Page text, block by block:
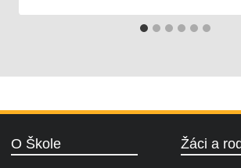
O Škole Žáci a